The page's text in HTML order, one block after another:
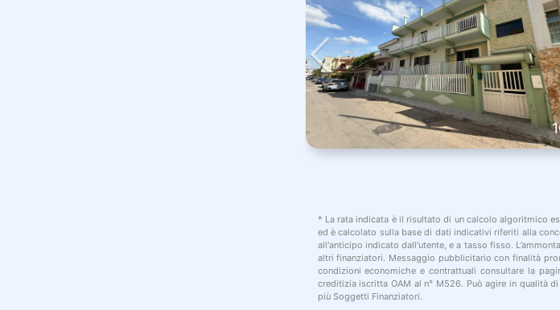
* La rata indicata è il risultato di un calcolo algoritmico
ed è calcolato sulla base di dati indicativi riferiti alla
all'anticipo indicato dall'utente, e a tasso fisso.
altri finanziatori. Messaggio pubblicitario con finalità
condizioni economiche e contrattuali consultare la
creditizia iscritta OAM al n° M526. Può agire in qualità
più Soggetti Finanziatori.